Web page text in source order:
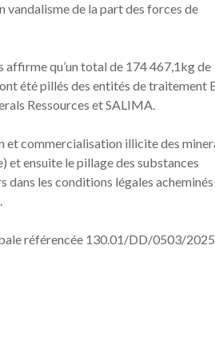
vandalisme de la part des forces de
affirme qu’un total de 174 467,1kg de
été pillés des entités de traitement
Ressources et SALIMA.
et commercialisation illicite des
et ensuite le pillage des substances
les conditions légales acheminés
référencée 130.01/DD/0503/